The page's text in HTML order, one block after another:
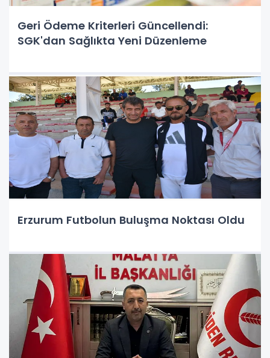
Geri Ödeme Kriterleri Güncellendi:
SGK'dan Sağlıkta Yeni Düzenleme
Erzurum Futbolun Buluşma Noktası Oldu